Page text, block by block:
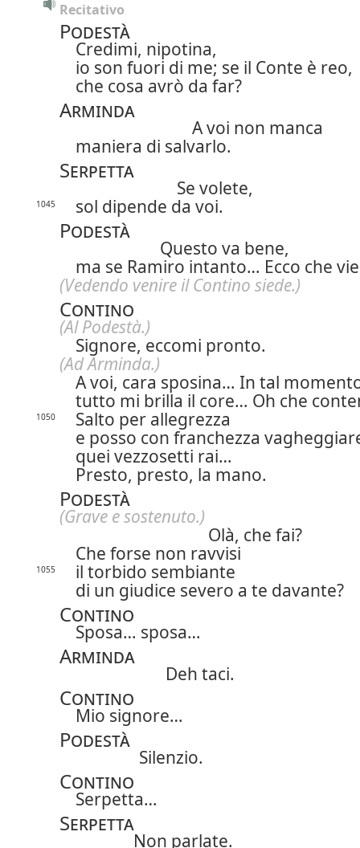
Recitativo
Podestà
Credimi, nipotina,
io son fuori di me; se il Conte è reo,
che cosa avrò da far?
Arminda
A voi non manca
maniera di salvarlo.
Serpetta
Se volete,
1045 sol dipende da voi.
Podestà
Questo va bene,
ma se Ramiro intanto… Ecco che
(Vedendo venire il Contino siede.)
Contino
(Al Podestà.)
Signore, eccomi pronto.
(Ad Arminda.)
A voi, cara sposina… In tal
tutto mi brilla il core… Oh che
1050
Salto per allegrezza
e posso con franchezza
quei vezzosetti rai…
Presto, presto, la mano.
Podestà
(Grave e sostenuto.)
Olà, che fai?
Che forse non ravvisi
1055
il torbido sembiante
di un giudice severo a te davante?
Contino
Sposa… sposa…
Arminda
Deh taci.
Contino
Mio signore…
Podestà
Silenzio.
Contino
Serpetta…
Serpetta
Non parlate.